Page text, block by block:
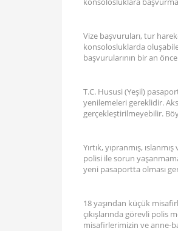
Vize başvuruları, tur
konsolosluklarda
başvurularının bir an
T.C. Hususi (Yeşil)
yenilemeleri gereklidir.
gerçekleştirilmeyebilir.
Yırtık, yıpranmış,
polisi ile sorun
yeni pasaportta olması
18 yaşından küçük
çıkışlarında görevli polis
misafirlerimizin ve anne-